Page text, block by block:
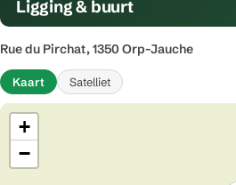
Ligging & buurt
Rue du Pirchat, 1350 Orp-Jauche
Kaart Satelliet
+
−